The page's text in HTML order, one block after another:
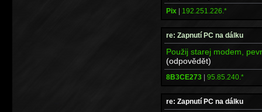
Pix | 192.251.226.*
re: Zapnutí PC na dálku
Použij starej modem,
(odpovědět)
8B3CE273 | 95.85.240.*
re: Zapnutí PC na dálku